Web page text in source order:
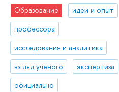
Образование
идеи и опыт
профессора
исследования и аналитика
взгляд ученого
экспертиза
официально